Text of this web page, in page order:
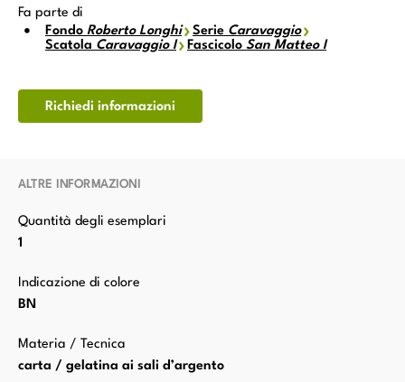
Fa parte di
Fondo Roberto Longhi Serie Caravaggio
Scatola Caravaggio I Fascicolo San Matteo I
Richiedi informazioni
ALTRE INFORMAZIONI
Quantità degli esemplari
1
Indicazione di colore
BN
Materia / Tecnica
carta / gelatina ai sali d’argento